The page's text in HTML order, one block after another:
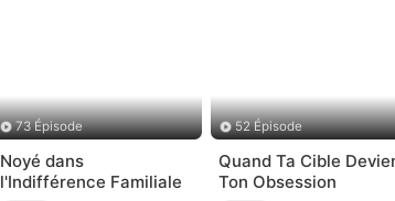
73 Épisode
Noyé dans
l'Indifférence Familiale
52 Épisode
Quand Ta Cible
Ton Obsession